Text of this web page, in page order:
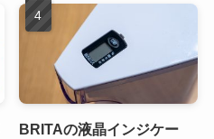
BRITAの液晶インジケー